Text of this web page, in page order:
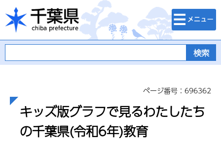
千葉県
検索・メニュ
ー
ページ番号：696362
キッズ版グラフで見るわたしたち
の千葉県(令和6年)教育